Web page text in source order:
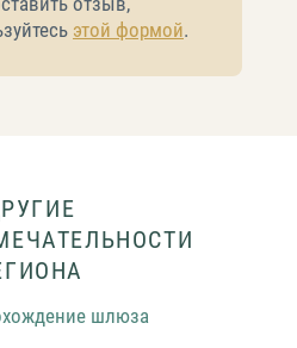
этой формой.